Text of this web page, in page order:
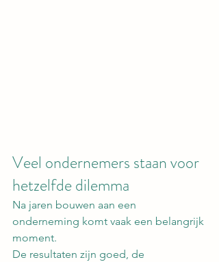
Veel ondernemers staan voor
hetzelfde dilemma
Na jaren bouwen aan een
onderneming komt vaak een belangrijk
moment.
De resultaten zijn goed, de